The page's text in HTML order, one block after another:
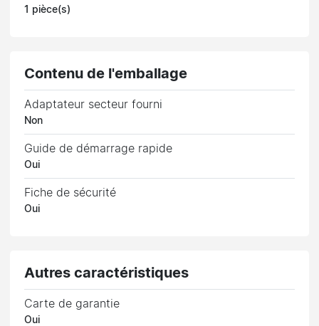
1 pièce(s)
Contenu de l'emballage
Adaptateur secteur fourni
Non
Guide de démarrage rapide
Oui
Fiche de sécurité
Oui
Autres caractéristiques
Carte de garantie
Oui